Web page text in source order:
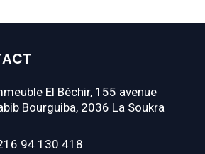
El Béchir, 155 avenue
Bourguiba, 2036 La Soukra
94 130 418